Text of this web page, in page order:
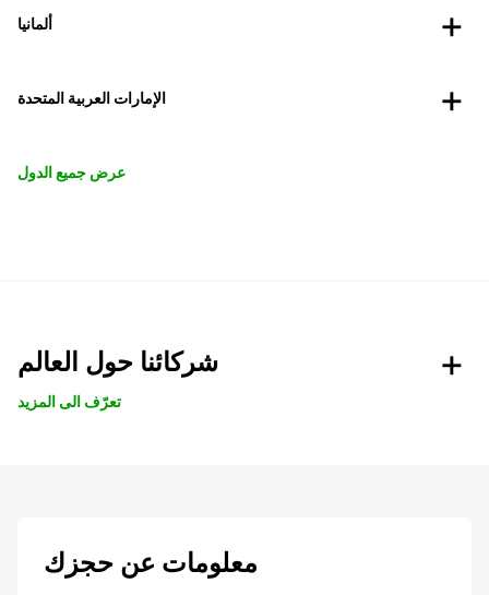
ألمانيا
الإمارات العربية المتحدة
عرض جميع الدول
شركائنا حول العالم
تعرّف الى المزيد
معلومات عن حجزك